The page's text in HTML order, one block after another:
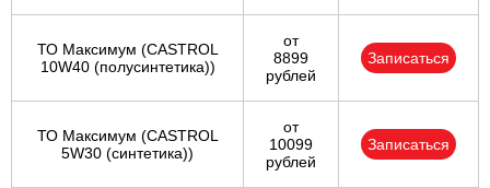
ТО Максимум (CASTROL
10W40 (полусинтетика))
от
8899
рублей
Записаться
ТО Максимум (CASTROL
5W30 (синтетика))
от
10099
рублей
Записаться